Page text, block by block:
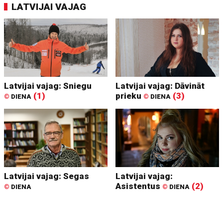
LATVIJAI VAJAG
Latvijai vajag: Sniegu
© DIENA (1)
Latvijai vajag: Dāvināt
prieku © DIENA (3)
Latvijai vajag: Segas
© DIENA
Latvijai vajag:
Asistentus © DIENA (2)